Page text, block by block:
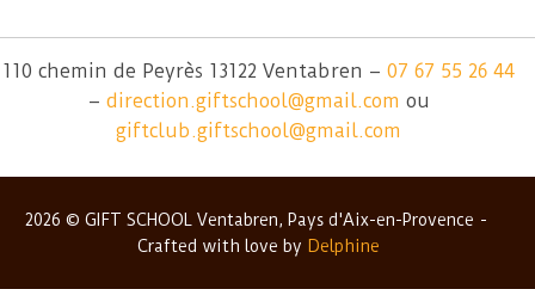
110 chemin de Peyrès 13122 Ventabren – 07 67 55 26 44
– direction.giftschool@gmail.com ou
giftclub.giftschool@gmail.com
2026 © GIFT SCHOOL Ventabren, Pays d'Aix-en-Provence
Crafted with love by Delphine